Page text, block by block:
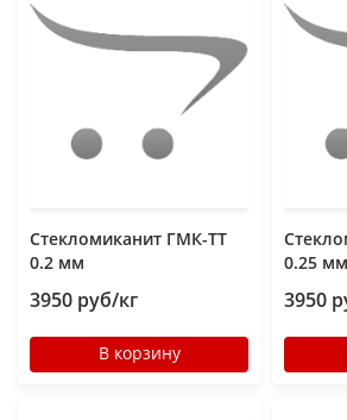
Стекломиканит ГМК-ТТ
0.2 мм
3950 руб/кг
В корзину
0.25 мм
3950